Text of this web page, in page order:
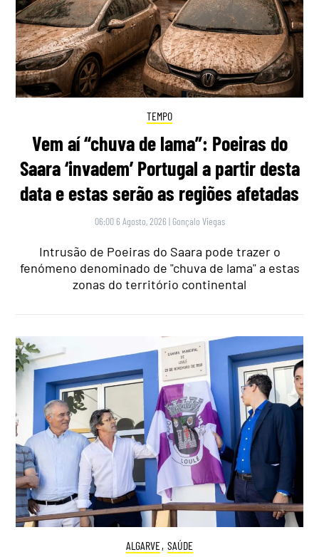
TEMPO
Vem aí “chuva de lama”: Poeiras do
Saara ‘invadem’ Portugal a partir desta
data e estas serão as regiões afetadas
06:00 6 Agosto, 2026 | Gonçalo Viegas
Intrusão de Poeiras do Saara pode trazer o
fenómeno denominado de "chuva de lama" a estas
zonas do território continental
ALGARVE, SAÚDE